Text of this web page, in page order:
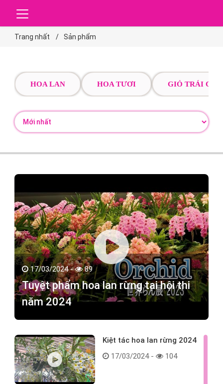
Trang nhất Sản phẩm
HOA LAN HOA TƯƠI GIỎ TRÁI CÂY
17/03/2024 - 89
Tuyệt phẩm hoa lan rừng tại hội thi
năm 2024
Kiệt tác hoa lan rừng 2024
17/03/2024 -
104